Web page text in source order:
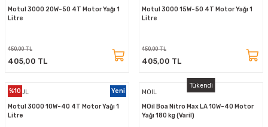
Motul 3000 20W-50 4T Motor Yağı 1
Litre
450,00 TL
405,00 TL
Motul 3000 15W-50 4T Motor Yağı 1
Litre
450,00 TL
405,00 TL
%10 Yeni
MOTUL
Motul 3000 10W-40 4T Motor Yağı 1
Litre
Tükendi
MOIL
MOil Boa Nitro Max LA 10W-40 Motor
Yağı 180 kg (Varil)